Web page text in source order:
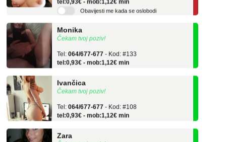
Obavijesti me kada se oslobodi
Čekam tvoj poziv!
tel:0,93€ - mob:1,12€ min
Čekam tvoj poziv!
tel:0,93€ - mob:1,12€ min
Čekam tvoj poziv!